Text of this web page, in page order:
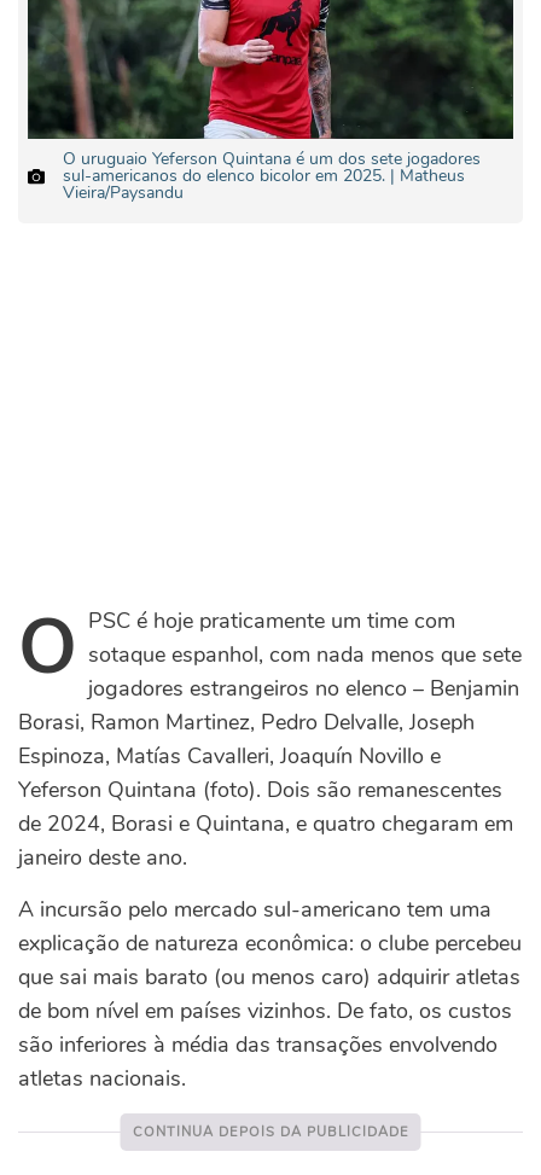
O uruguaio Yeferson Quintana é um dos sete jogadores
sul-americanos do elenco bicolor em 2025. | Matheus
Vieira/Paysandu
O PSC é hoje praticamente um time com
sotaque espanhol, com nada menos que sete
jogadores estrangeiros no elenco – Benjamin
Borasi, Ramon Martinez, Pedro Delvalle, Joseph
Espinoza, Matías Cavalleri, Joaquín Novillo e
Yeferson Quintana (foto). Dois são remanescentes
de 2024, Borasi e Quintana, e quatro chegaram em
janeiro deste ano.
A incursão pelo mercado sul-americano tem uma
explicação de natureza econômica: o clube percebeu
que sai mais barato (ou menos caro) adquirir atletas
de bom nível em países vizinhos. De fato, os custos
são inferiores à média das transações envolvendo
atletas nacionais.